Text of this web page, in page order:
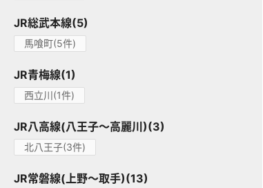
JR総武本線(5)
馬喰町(5件)
JR青梅線(1)
西立川(1件)
JR八高線(八王子～高麗川)(3)
北八王子(3件)
JR常磐線(上野～取手)(13)